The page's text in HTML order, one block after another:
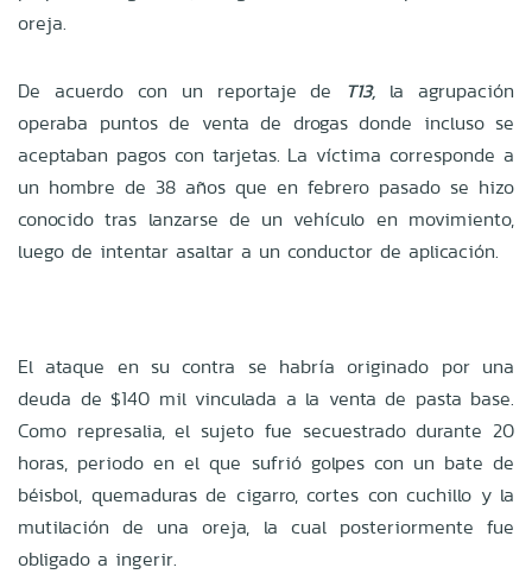
oreja.
De acuerdo con un reportaje de T13, la agrupación
operaba puntos de venta de drogas donde incluso se
aceptaban pagos con tarjetas. La víctima corresponde a
un hombre de 38 años que en febrero pasado se hizo
conocido tras lanzarse de un vehículo en movimiento,
luego de intentar asaltar a un conductor de aplicación.
El ataque en su contra se habría originado por una
deuda de $140 mil vinculada a la venta de pasta base.
Como represalia, el sujeto fue secuestrado durante 20
horas, periodo en el que sufrió golpes con un bate de
béisbol, quemaduras de cigarro, cortes con cuchillo y la
mutilación de una oreja, la cual posteriormente fue
obligado a ingerir.